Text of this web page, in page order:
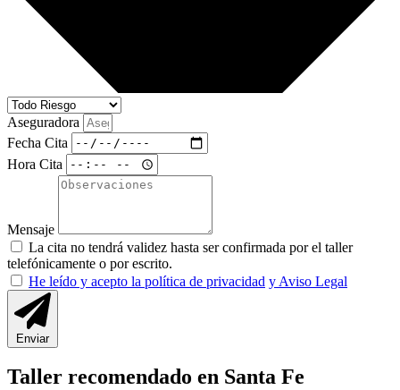
Aseguradora
Fecha Cita
Hora Cita
Mensaje
La cita no tendrá validez hasta ser confirmada por el taller
telefónicamente o por escrito.
He leído y acepto la política de privacidad y Aviso Legal
Enviar
Taller recomendado en Santa Fe